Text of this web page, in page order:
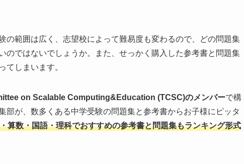
の範囲は広く、志望校によって難易度も変わるので、どの問題集
のではないでしょうか。また、せっかく購入した参考書と問題集
てしまいます。
on Scalable Computing&Education (TCSC)のメンバーで構
部が、数多くある中学受験の問題集と参考書からお子様にピッタ
算数・国語・理科でおすすめの参考書と問題集もランキング形式